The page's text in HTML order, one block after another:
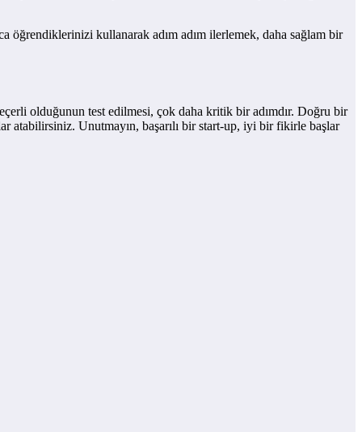
öğrendiklerinizi kullanarak adım adım ilerlemek, daha sağlam bir
olduğunun test edilmesi, çok daha kritik bir adımdır. Doğru bir
atabilirsiniz. Unutmayın, başarılı bir start-up, iyi bir fikirle başlar